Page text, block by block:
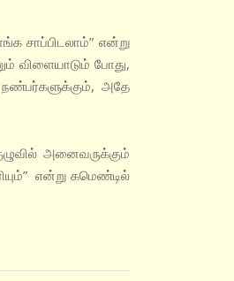
சாப்பிடலாம்” என்று
விளையாடும் போது,
அதே
அனைவருக்கும்
என்று கமெண்டில்